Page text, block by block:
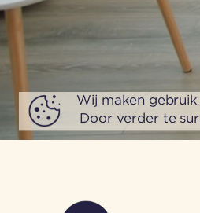
Wij maken
Door verder te